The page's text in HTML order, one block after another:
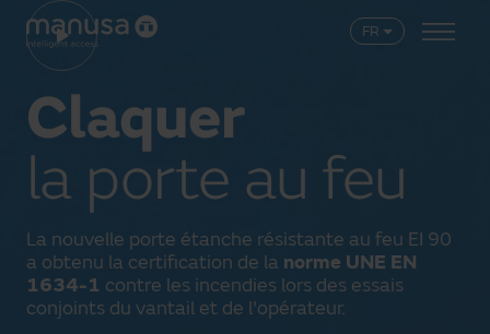
FR
Claquer
la porte au feu
La nouvelle porte étanche résistante au feu EI 90
a obtenu la certification de la norme UNE EN
1634-1 contre les incendies lors des essais
conjoints du vantail et de l'opérateur.
play_arrow